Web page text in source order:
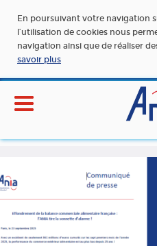
En poursuivant votre navigation
l’utilisation de cookies nous
navigation ainsi que de réaliser
savoir plus